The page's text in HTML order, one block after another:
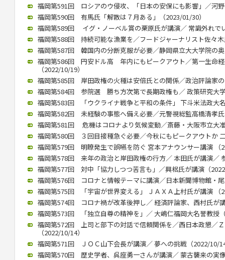
福岡第591回 ロシアのウ侵攻、「日本の安保にも影響」／河
福岡第590回 有馬氏「解散は７月ある」（2023/01/30）
福岡第589回 イグ・ノーベル賞の栗原氏が講演／ 常識外れで
福岡第588回 持続可能な漁業を／フードジャーナリスト佐々
福岡第587回 韓国内の分断克服が必要／静岡県立大大学院の
福岡第586回 円安ドル高 年内にもピークアウト／第一生命
（2022/10/19）
福岡第585回 岸田政権の火種は安倍氏との関係／政治評論家
福岡第584回 参院選 勝ち方次第で長期政権も／ 政策研究大
福岡第583回 「ウクライナ戦争と平和の条件」 下斗米法政大
福岡第582回 未経験の事態へ備え必要／元警視総監高橋清孝
福岡第581回 危機はコロナより気候変動／斎藤・大阪市立大
福岡第580回 ３回目接種急ぐ必要／今秋にもピークアウトか
福岡第579回 明瞭発生で誤嚥を防ぐ 宮本アナウンサー講演 （
福岡第578回 来年の政治と岸田政権の行方／ 本田氏が講演／
福岡第577回 対中「協力しつつ苦言も」／興梠氏が講演（
福岡第576回 コロナと情報テーマに講演／日本新聞博物館・
福岡第575回 「宇宙が世界変える」 ＪＡＸＡ上村氏が講演 （
福岡第574回 コロナ禍が改革後押し／ 経済評論家、西村氏が
福岡第573回 「独立自尊の精神を」／ 大嶋仁福岡大名誉教授
福岡第572回 上司と部下の対話で信頼関係を／西日本政懇／
（2022/10/14）
福岡第571回 ＪＯＣ山下会長が講演／ 夢への挑戦（2022/10/
福岡第570回 歴史学者、呉座勇一さんが講演／ 蒙古襲来の実